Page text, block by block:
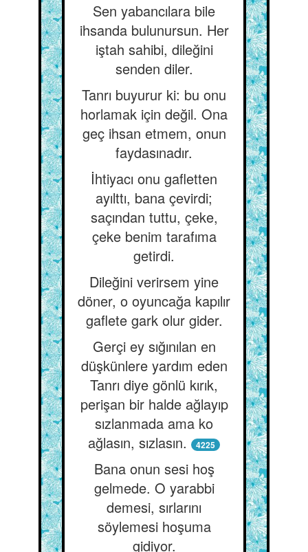
Sen yabancılara bile
ihsanda bulunursun. Her
iştah sahibi, dileğini
senden diler.
Tanrı buyurur ki: bu onu
horlamak için değil. Ona
geç ihsan etmem, onun
faydasınadır.
İhtiyacı onu gafletten
ayılttı, bana çevirdi;
saçından tuttu, çeke,
çeke benim tarafıma
getirdi.
Dileğini verirsem yine
döner, o oyuncağa kapılır
gaflete gark olur gider.
Gerçi ey sığınılan en
düşkünlere yardım eden
Tanrı diye gönlü kırık,
perişan bir halde ağlayıp
sızlanmada ama ko
ağlasın, sızlasın.
4225
Bana onun sesi hoş
gelmede. O yarabbi
demesi, sırlarını
söylemesi hoşuma
gidiyor.